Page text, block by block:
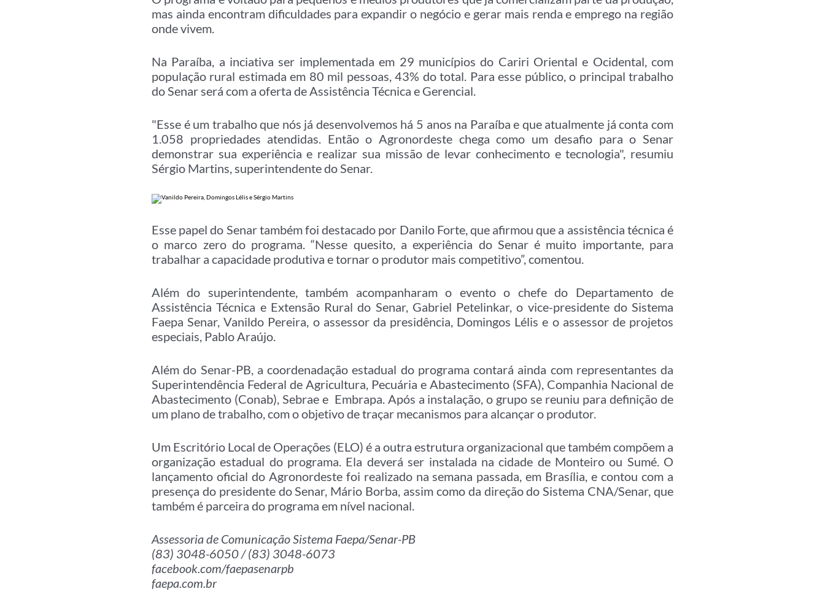
mas ainda encontram dificuldades para expandir o negócio e gerar mais renda e emprego na região
onde vivem.
Na Paraíba, a inciativa ser implementada em 29 municípios do Cariri Oriental e Ocidental, com
população rural estimada em 80 mil pessoas, 43% do total. Para esse público, o principal trabalho
do Senar será com a oferta de Assistência Técnica e Gerencial.
"Esse é um trabalho que nós já desenvolvemos há 5 anos na Paraíba e que atualmente já conta com
1.058 propriedades atendidas. Então o Agronordeste chega como um desafio para o Senar
demonstrar sua experiência e realizar sua missão de levar conhecimento e tecnologia", resumiu
Sérgio Martins, superintendente do Senar.
Esse papel do Senar também foi destacado por Danilo Forte, que afirmou que a assistência técnica é
o marco zero do programa. “Nesse quesito, a experiência do Senar é muito importante, para
trabalhar a capacidade produtiva e tornar o produtor mais competitivo”, comentou.
Além do superintendente, também acompanharam o evento o chefe do Departamento de
Assistência Técnica e Extensão Rural do Senar, Gabriel Petelinkar, o vice-presidente do Sistema
Faepa Senar, Vanildo Pereira, o assessor da presidência, Domingos Lélis e o assessor de projetos
especiais, Pablo Araújo.
Além do Senar-PB, a coordenadação estadual do programa contará ainda com representantes da
Superintendência Federal de Agricultura, Pecuária e Abastecimento (SFA), Companhia Nacional de
Abastecimento (Conab), Sebrae e Embrapa. Após a instalação, o grupo se reuniu para definição de
um plano de trabalho, com o objetivo de traçar mecanismos para alcançar o produtor.
Um Escritório Local de Operações (ELO) é a outra estrutura organizacional que também compõem a
organização estadual do programa. Ela deverá ser instalada na cidade de Monteiro ou Sumé. O
lançamento oficial do Agronordeste foi realizado na semana passada, em Brasília, e contou com a
presença do presidente do Senar, Mário Borba, assim como da direção do Sistema CNA/Senar, que
também é parceira do programa em nível nacional.
Assessoria de Comunicação Sistema Faepa/Senar-PB
(83) 3048-6050 / (83) 3048-6073
facebook.com/faepasenarpb
faepa.com.br